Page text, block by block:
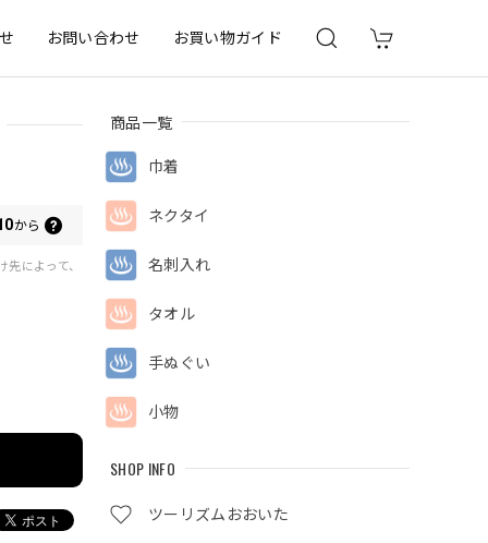
お問い合わせ お買い物ガイド
商品一覧
巾着
ネクタイ
名刺入れ
タオル
手ぬぐい
小物
SHOP INFO
ツーリズムおおいた
から
によって、